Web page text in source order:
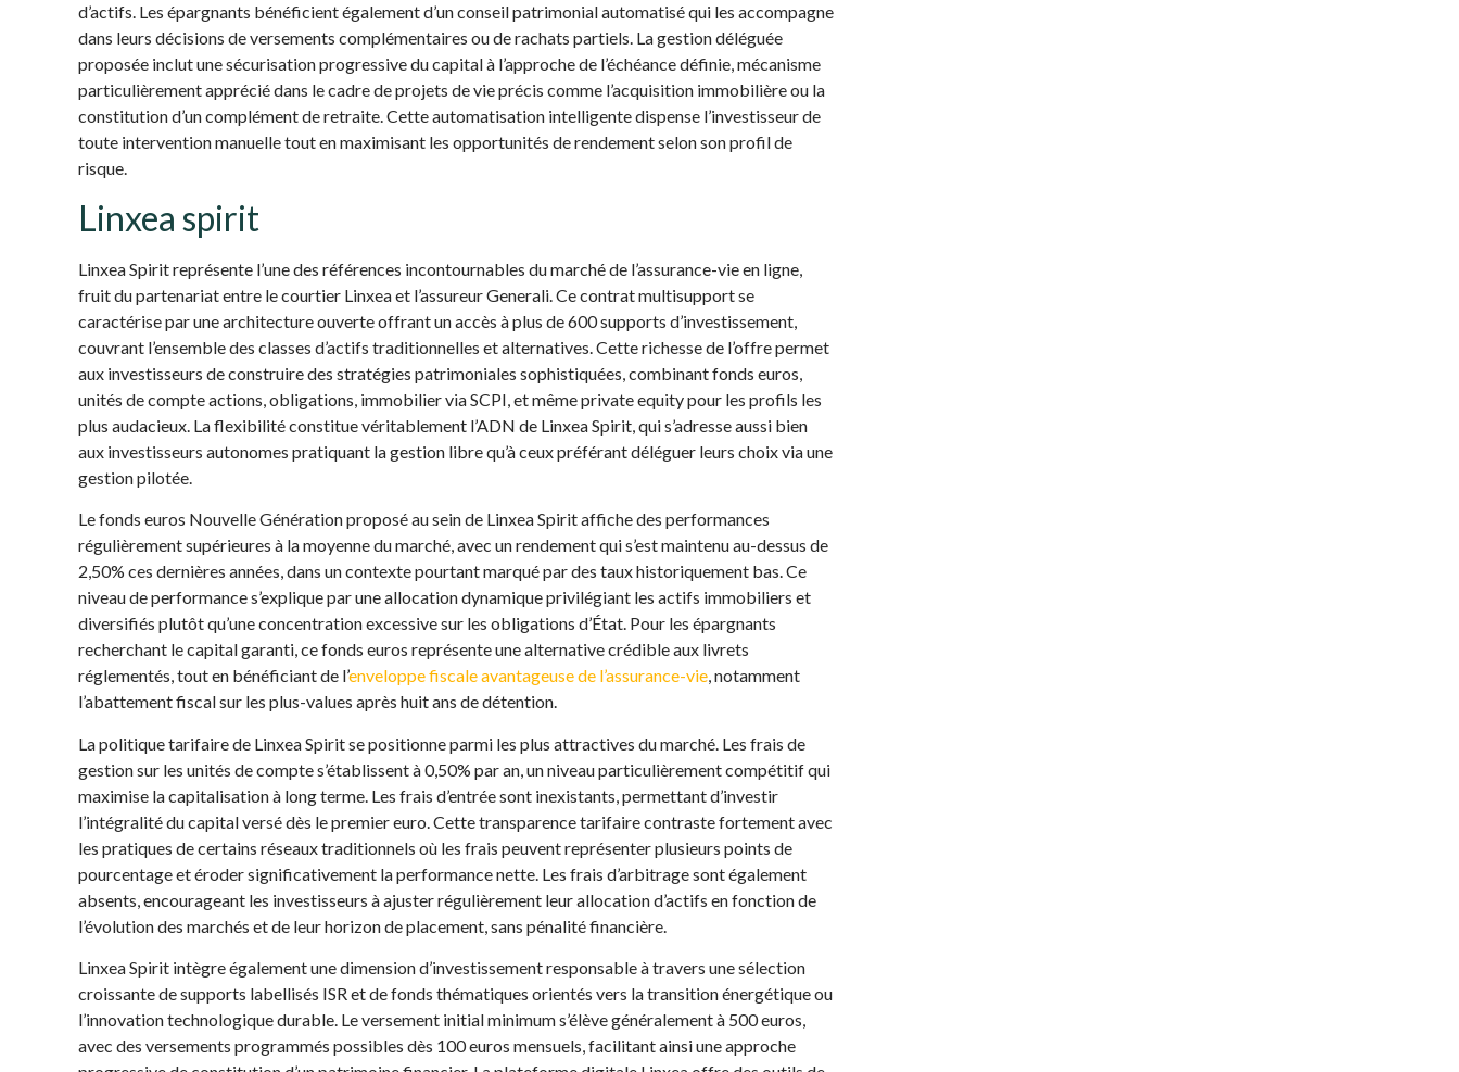
d’actifs. Les épargnants bénéficient également d’un conseil patrimonial automatisé qui les accompagne
dans leurs décisions de versements complémentaires ou de rachats partiels. La gestion déléguée
proposée inclut une sécurisation progressive du capital à l’approche de l’échéance définie, mécanisme
particulièrement apprécié dans le cadre de projets de vie précis comme l’acquisition immobilière ou la
constitution d’un complément de retraite. Cette automatisation intelligente dispense l’investisseur de
toute intervention manuelle tout en maximisant les opportunités de rendement selon son profil de
risque.
Linxea spirit
Linxea Spirit représente l’une des références incontournables du marché de l’assurance-vie en ligne,
fruit du partenariat entre le courtier Linxea et l’assureur Generali. Ce contrat multisupport se
caractérise par une architecture ouverte offrant un accès à plus de 600 supports d’investissement,
couvrant l’ensemble des classes d’actifs traditionnelles et alternatives. Cette richesse de l’offre permet
aux investisseurs de construire des stratégies patrimoniales sophistiquées, combinant fonds euros,
unités de compte actions, obligations, immobilier via SCPI, et même private equity pour les profils les
plus audacieux. La flexibilité constitue véritablement l’ADN de Linxea Spirit, qui s’adresse aussi bien
aux investisseurs autonomes pratiquant la gestion libre qu’à ceux préférant déléguer leurs choix via une
gestion pilotée.
Le fonds euros Nouvelle Génération proposé au sein de Linxea Spirit affiche des performances
régulièrement supérieures à la moyenne du marché, avec un rendement qui s’est maintenu au-dessus de
2,50% ces dernières années, dans un contexte pourtant marqué par des taux historiquement bas. Ce
niveau de performance s’explique par une allocation dynamique privilégiant les actifs immobiliers et
diversifiés plutôt qu’une concentration excessive sur les obligations d’État. Pour les épargnants
recherchant le capital garanti, ce fonds euros représente une alternative crédible aux livrets
réglementés, tout en bénéficiant de l’enveloppe fiscale avantageuse de l’assurance-vie, notamment
l’abattement fiscal sur les plus-values après huit ans de détention.
La politique tarifaire de Linxea Spirit se positionne parmi les plus attractives du marché. Les frais de
gestion sur les unités de compte s’établissent à 0,50% par an, un niveau particulièrement compétitif qui
maximise la capitalisation à long terme. Les frais d’entrée sont inexistants, permettant d’investir
l’intégralité du capital versé dès le premier euro. Cette transparence tarifaire contraste fortement avec
les pratiques de certains réseaux traditionnels où les frais peuvent représenter plusieurs points de
pourcentage et éroder significativement la performance nette. Les frais d’arbitrage sont également
absents, encourageant les investisseurs à ajuster régulièrement leur allocation d’actifs en fonction de
l’évolution des marchés et de leur horizon de placement, sans pénalité financière.
Linxea Spirit intègre également une dimension d’investissement responsable à travers une sélection
croissante de supports labellisés ISR et de fonds thématiques orientés vers la transition énergétique ou
l’innovation technologique durable. Le versement initial minimum s’élève généralement à 500 euros,
avec des versements programmés possibles dès 100 euros mensuels, facilitant ainsi une approche